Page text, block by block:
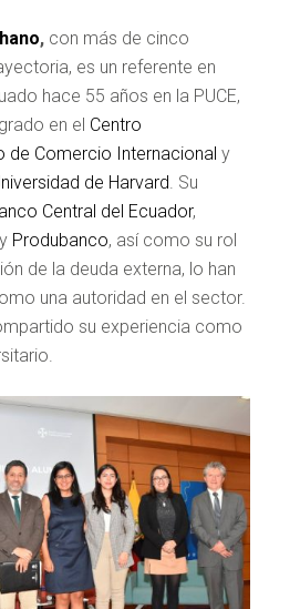
, con más de cinco
es un referente en
hace 55 años en la PUCE,
en el Centro
de Comercio Internacional y
de Harvard. Su
Central del Ecuador,
y Produbanco, así como su rol
de la deuda externa, lo han
una autoridad en el sector.
su experiencia como